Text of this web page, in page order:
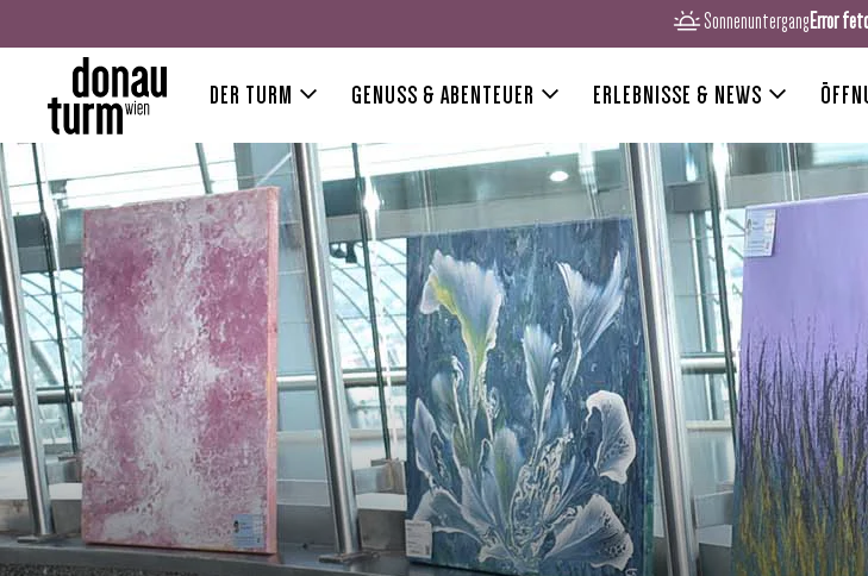
SonnenuntergangError
DER TURM GENUSS & ABENTEUER ERLEBNISSE & NEWS